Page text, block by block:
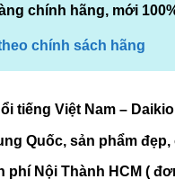
chính hãng, mới
chính sách hãng
tiếng Việt Nam – Daikio
Quốc, sản phẩm
phí Nội Thành HCM (